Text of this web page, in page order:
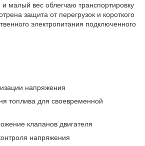
малый вес облегчаю транспортировку
защита от перегрузок и короткого
электропитания подключенного
напряжения
топлива для своевременной
клапанов двигателя
напряжения